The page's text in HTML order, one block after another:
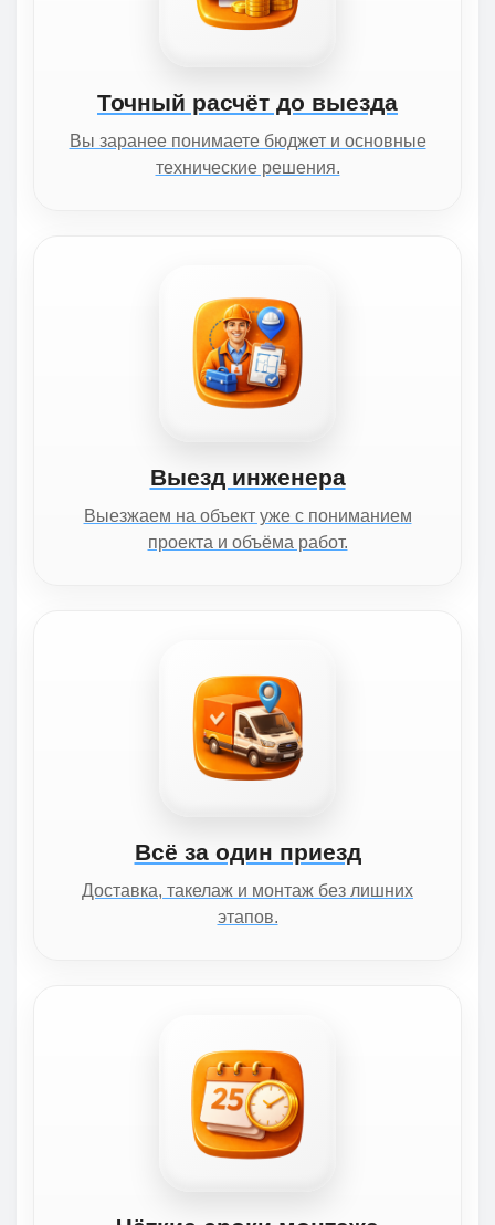
Точный расчёт до выезда
Вы заранее понимаете бюджет и основные
технические решения.
Выезд инженера
Выезжаем на объект уже с пониманием
проекта и объёма работ.
Всё за один приезд
Доставка, такелаж и монтаж без лишних
этапов.